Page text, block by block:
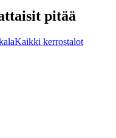
pitää
Kaikki kerrostalot